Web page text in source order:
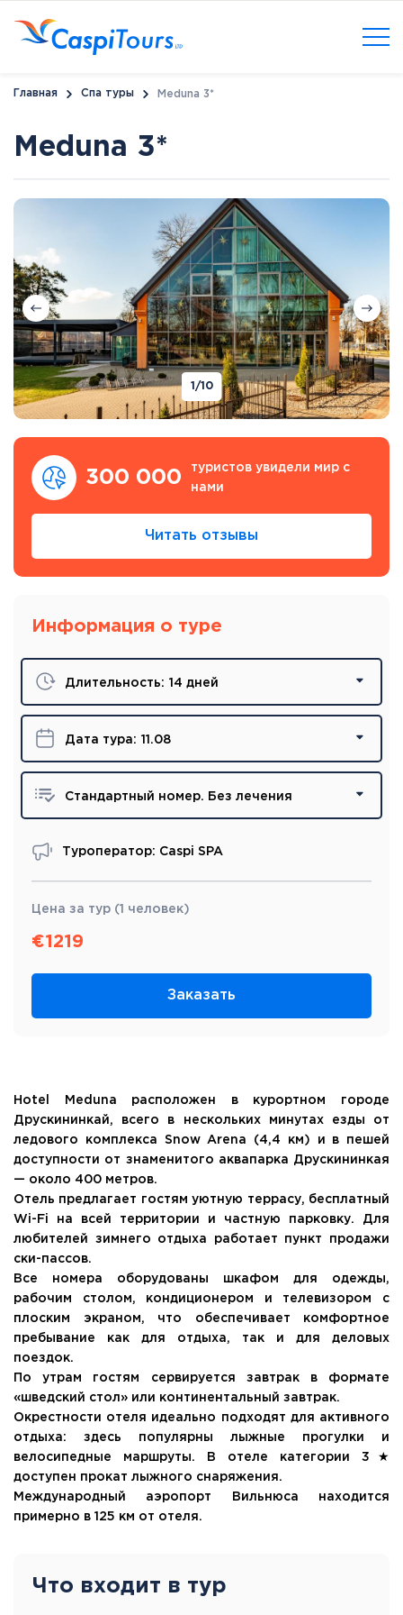
Главная Спа туры Meduna 3*
Meduna 3*
1 /10
300 000
туристов увидели мир с
нами
Читать отзывы
Информация о туре
Длительность: 14 дней
Дата тура: 11.08
Стандартный номер. Без лечения
Туроператор: Caspi SPA
Цена за тур (1 человек)
€1219
Заказать
Hotel Meduna расположен в курортном городе
Друскининкай, всего в нескольких минутах езды от
ледового комплекса Snow Arena (4,4 км) и в пешей
доступности от знаменитого аквапарка Друскининкая
— около 400 метров.
Отель предлагает гостям уютную террасу, бесплатный
Wi-Fi на всей территории и частную парковку. Для
любителей зимнего отдыха работает пункт продажи
ски-пассов.
Все номера оборудованы шкафом для одежды,
рабочим столом, кондиционером и телевизором с
плоским экраном, что обеспечивает комфортное
пребывание как для отдыха, так и для деловых
поездок.
По утрам гостям сервируется завтрак в формате
«шведский стол» или континентальный завтрак.
Окрестности отеля идеально подходят для активного
отдыха: здесь популярны лыжные прогулки и
велосипедные маршруты. В отеле категории 3★
доступен прокат лыжного снаряжения.
Международный аэропорт Вильнюса находится
примерно в 125 км от отеля.
Что входит в тур